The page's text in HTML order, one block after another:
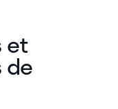
et
de